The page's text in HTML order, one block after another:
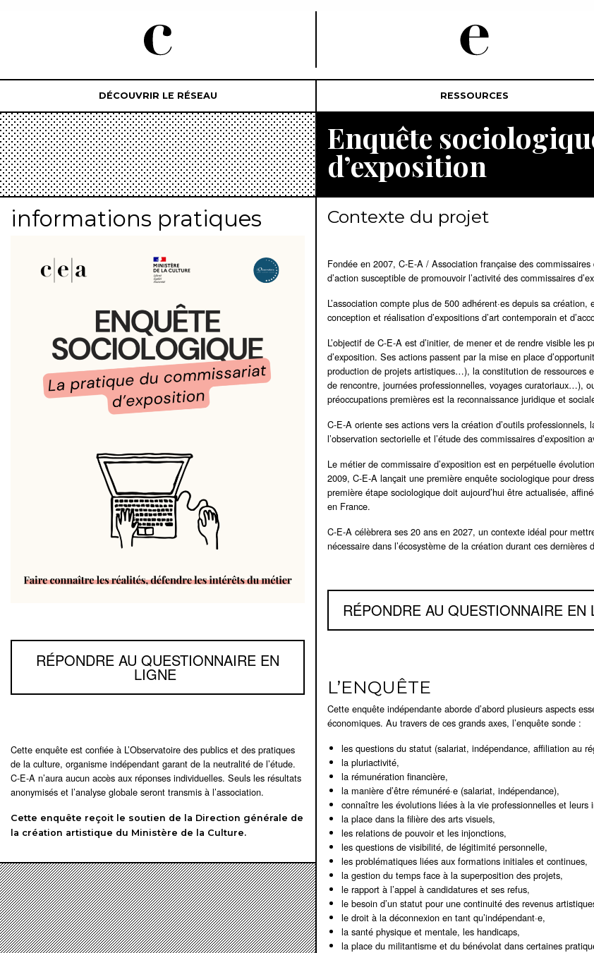
DÉCOUVRIR LE RÉSEAU RESSOURCES
Enquête
d’exposition
informations pratiques
RÉPONDRE AU QUESTIONNAIRE EN
LIGNE
Cette enquête est confiée à L’Observatoire des publics et des pratiques
de la culture, organisme indépendant garant de la neutralité de l’étude.
C-E-A n’aura aucun accès aux réponses individuelles. Seuls les résultats
anonymisés et l’analyse globale seront transmis à l’association.
Cette enquête reçoit le soutien de la Direction générale de
la création artistique du Ministère de la Culture.
Contexte du projet
Fondée en 2007, C-E-A / Association française des
d’action susceptible de promouvoir l’activité des commissaires
L’association compte plus de 500 adhérent·es depuis sa
conception et réalisation d’expositions d’art contemporain et
L’objectif de C-E-A est d’initier, de mener et de rendre visible
d’exposition. Ses actions passent par la mise en place
production de projets artistiques…), la constitution de ressources
de rencontre, journées professionnelles, voyages curatoriaux…),
préoccupations premières est la reconnaissance juridique et
C-E-A oriente ses actions vers la création d’outils
l’observation sectorielle et l’étude des commissaires d’exposition
Le métier de commissaire d’exposition est en perpétuelle
2009, C-E-A lançait une première enquête sociologique pour
première étape sociologique doit aujourd’hui être actualisée,
en France.
C-E-A célèbrera ses 20 ans en 2027, un contexte idéal pour
nécessaire dans l’écosystème de la création durant ces
RÉPONDRE AU QUESTIONNAIRE EN
L’ENQUÊTE
Cette enquête indépendante aborde d’abord plusieurs aspects
économiques. Au travers de ces grands axes, l’enquête sonde :
les questions du statut (salariat, indépendance, affiliation au
la pluriactivité,
la rémunération financière,
la manière d’être rémunéré·e (salariat, indépendance),
connaître les évolutions liées à la vie professionnelles et
la place dans la filière des arts visuels,
les relations de pouvoir et les injonctions,
les questions de visibilité, de légitimité personnelle,
les problématiques liées aux formations initiales et continues,
la gestion du temps face à la superposition des projets,
le rapport à l’appel à candidatures et ses refus,
le besoin d’un statut pour une continuité des revenus
le droit à la déconnexion en tant qu’indépendant·e,
la santé physique et mentale, les handicaps,
la place du militantisme et du bénévolat dans certaines